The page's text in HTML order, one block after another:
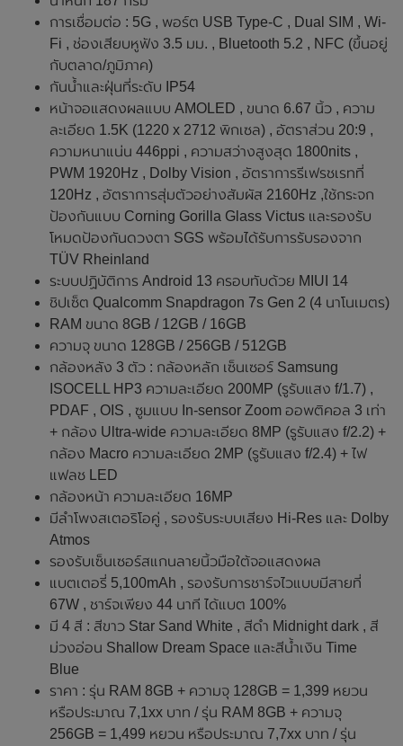
การเชื่อมต่อ : 5G , พอร์ต USB Type-C , Dual SIM , Wi-
Fi , ช่องเสียบหูฟัง 3.5 มม. , Bluetooth 5.2 , NFC (ขึ้นอยู่
กับตลาด/ภูมิภาค)
กันน้ำและฝุ่นที่ระดับ IP54
หน้าจอแสดงผลแบบ AMOLED , ขนาด 6.67 นิ้ว , ความ
ละเอียด 1.5K (1220 x 2712 พิกเซล) , อัตราส่วน 20:9 ,
ความหนาแน่น 446ppi , ความสว่างสูงสุด 1800nits ,
PWM 1920Hz , Dolby Vision , อัตราการรีเฟรชเรทที่
120Hz , อัตราการสุ่มตัวอย่างสัมผัส 2160Hz ,ใช้กระจก
ป้องกันแบบ Corning Gorilla Glass Victus และรองรับ
โหมดป้องกันดวงตา SGS พร้อมได้รับการรับรองจาก
TÜV Rheinland
ระบบปฏิบัติการ Android 13 ครอบทับด้วย MIUI 14
ชิปเซ็ต Qualcomm Snapdragon 7s Gen 2 (4 นาโนเมตร)
RAM ขนาด 8GB / 12GB / 16GB
ความจุ ขนาด 128GB / 256GB / 512GB
กล้องหลัง 3 ตัว : กล้องหลัก เซ็นเซอร์ Samsung
ISOCELL HP3 ความละเอียด 200MP (รูรับแสง f/1.7) ,
PDAF , OIS , ซูมแบบ In-sensor Zoom ออพติคอล 3 เท่า
+ กล้อง Ultra-wide ความละเอียด 8MP (รูรับแสง f/2.2) +
กล้อง Macro ความละเอียด 2MP (รูรับแสง f/2.4) + ไฟ
แฟลช LED
กล้องหน้า ความละเอียด 16MP
มีลำโพงสเตอริโอคู่ , รองรับระบบเสียง Hi-Res และ Dolby
Atmos
รองรับเซ็นเซอร์สแกนลายนิ้วมือใต้จอแสดงผล
แบตเตอรี่ 5,100mAh , รองรับการชาร์จไวแบบมีสายที่
67W , ชาร์จเพียง 44 นาที ได้แบต 100%
มี 4 สี : สีขาว Star Sand White , สีดำ Midnight dark , สี
ม่วงอ่อน Shallow Dream Space และสีน้ำเงิน Time
Blue
ราคา : รุ่น RAM 8GB + ความจุ 128GB = 1,399 หยวน
หรือประมาณ 7,1xx บาท / รุ่น RAM 8GB + ความจุ
256GB = 1,499 หยวน หรือประมาณ 7,7xx บาท / รุ่น